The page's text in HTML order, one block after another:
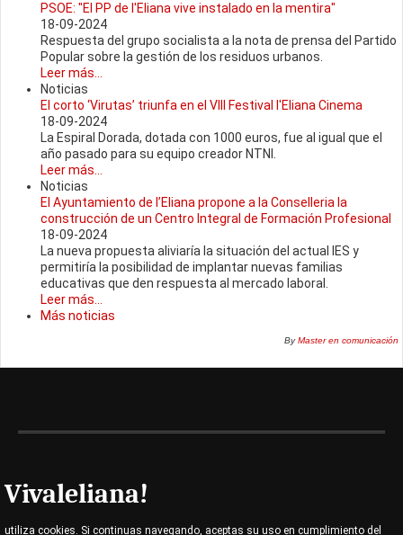
PSOE: "El PP de l'Eliana vive instalado en la mentira"
18-09-2024
Respuesta del grupo socialista a la nota de prensa del Partido
Popular sobre la gestión de los residuos urbanos.
Leer más...
Noticias
El corto ‘Virutas’ triunfa en el VIII Festival l'Eliana Cinema
18-09-2024
La Espiral Dorada, dotada con 1000 euros, fue al igual que el
año pasado para su equipo creador NTNI.
Leer más...
Noticias
El Ayuntamiento de l’Eliana propone a la Conselleria la
construcción de un Centro Integral de Formación Profesional
18-09-2024
La nueva propuesta aliviaría la situación del actual IES y
permitiría la posibilidad de implantar nuevas familias
educativas que den respuesta al mercado laboral.
Leer más...
Más noticias
ByMaster en comunicación
Vivaleliana!
utiliza cookies. Si continuas navegando, aceptas su uso en cumplimiento del